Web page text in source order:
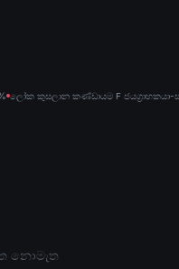
ලෝක කුසලාන කණ්ඩායම F ජයග්‍රාහකයා-
නොමැත